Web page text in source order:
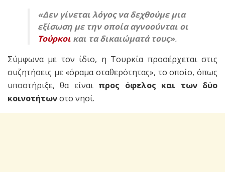
«Δεν γίνεται λόγος να δεχθούμε μια
εξίσωση με την οποία αγνοούνται οι
Τούρκοι και τα δικαιώματά τους».
Σύμφωνα με τον ίδιο, η Τουρκία προσέρχεται στις
συζητήσεις με «όραμα σταθερότητας», το οποίο, όπως
υποστήριξε, θα είναι προς όφελος και των δύο
κοινοτήτωνστο νησί.